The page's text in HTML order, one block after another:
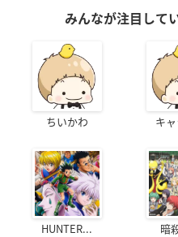
みんなが注目して
ちいかわ キ
HUNTER... 暗